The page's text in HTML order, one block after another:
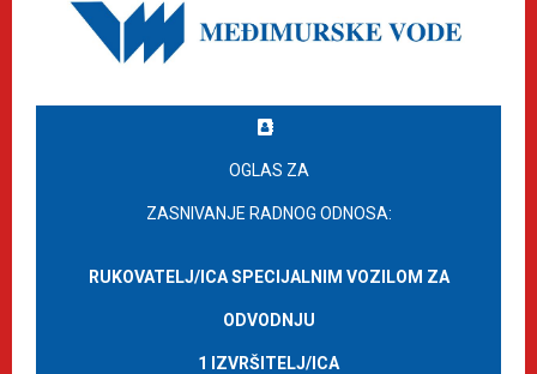
OGLAS ZA
ZASNIVANJE RADNOG ODNOSA:
RUKOVATELJ/ICA SPECIJALNIM VOZILOM ZA
ODVODNJU
1 IZVRŠITELJ/ICA